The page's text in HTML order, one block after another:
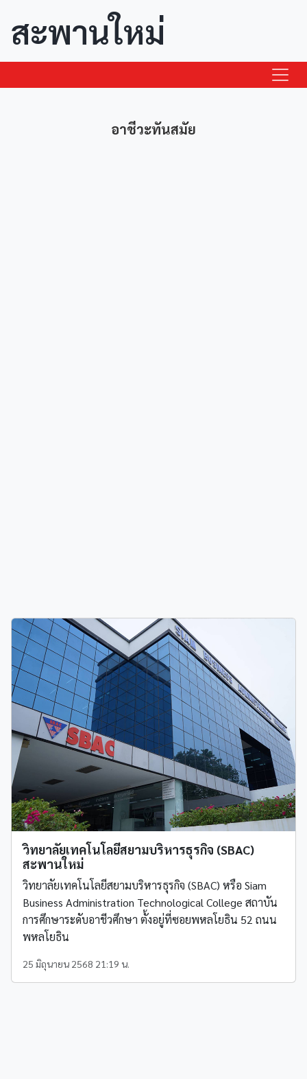
สะพานใหม่
อาชีวะทันสมัย
วิทยาลัยเทคโนโลยีสยามบริหารธุรกิจ (SBAC)
สะพานใหม่
วิทยาลัยเทคโนโลยีสยามบริหารธุรกิจ (SBAC) หรือ Siam
Business Administration Technological College สถาบัน
การศึกษาระดับอาชีวศึกษา ตั้งอยู่ที่ซอยพหลโยธิน 52 ถนน
พหลโยธิน
25 มิถุนายน 2568 21:19 น.